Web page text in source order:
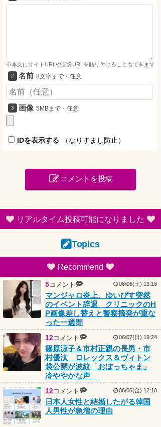
※本文にサイトURLや画像URLを貼り付けることもできます
名前 8文字まで・任意
画像 5MBまで・任意
IDを表示する （なりすまし防止）
コメントを投稿
リアルタイム投稿可能になりました
Topics
Recommend
5 コメント
マンジャロ炎上、ゆいぴす突然
のイベント辞退 クリニックのH
P画像差し替えと警察摘発が重な
った一週間
12 コメント
篠原涼子＆市村正親の長男・市
村優汰 ロレックス＆ヴィトン
袋公開が波紋「おぼっちゃま」
冷ややかな声
12 コメント
日本人女性と結婚したがる韓国
人男性が急増の理由